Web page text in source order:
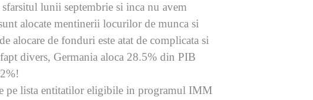
lunii septembrie si inca nu avem
alocate mentinerii locurilor de munca si
de fonduri este atat de complicata si
divers, Germania aloca 28.5% din PIB
pe lista entitatilor eligibile in programul IMM